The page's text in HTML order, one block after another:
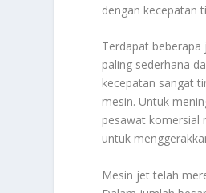
dengan kecepatan
Terdapat
paling sederhana
kecepatan sangat
mesin. Untuk
pesawat komersial
untuk
Mesin jet telah